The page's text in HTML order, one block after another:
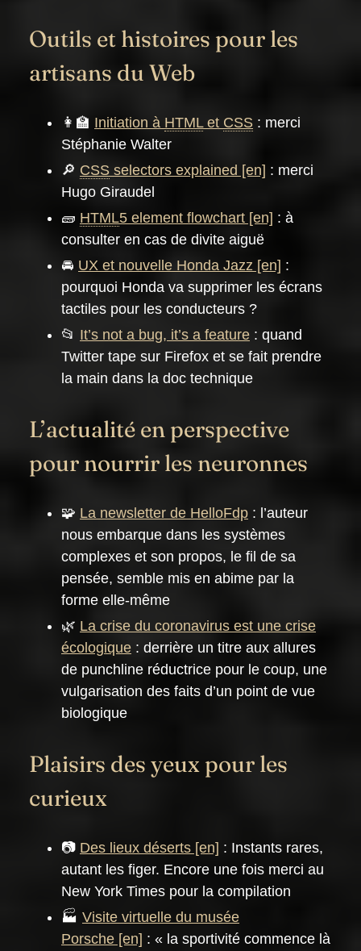
Outils et histoires pour les
artisans du Web
👩‍🏫 Initiation à HTMLet CSS : merci
Stéphanie Walter
🔎 CSS selectors explained
: merci
Hugo Giraudel
🧱 HTML5 element flowchart
: à
consulter en cas de divite aiguë
🚘 UX et nouvelle Honda Jazz
:
pourquoi Honda va supprimer les écrans
tactiles pour les conducteurs ?
📂 It’s not a bug, it’s a feature : quand
Twitter tape sur Firefox et se fait prendre
la main dans la doc technique
L’actualité en perspective
pour nourrir les neuronnes
🧩 La newsletter de HelloFdp : l’auteur
nous embarque dans les systèmes
complexes et son propos, le fil de sa
pensée, semble mis en abime par la
forme elle-même
🌿 La crise du coronavirus est une crise
écologique : derrière un titre aux allures
de punchline réductrice pour le coup, une
vulgarisation des faits d’un point de vue
biologique
Plaisirs des yeux pour les
curieux
📷 Des lieux déserts
: Instants rares,
autant les figer. Encore une fois merci au
New York Times pour la compilation
🏭 Visite virtuelle du musée
Porsche
: « la sportivité commence là